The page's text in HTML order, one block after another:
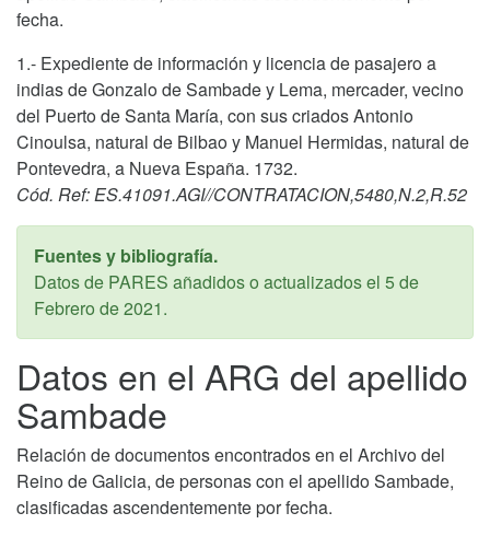
fecha.
1.- Expediente de información y licencia de pasajero a
indias de Gonzalo de Sambade y Lema, mercader, vecino
del Puerto de Santa María, con sus criados Antonio
Cinoulsa, natural de Bilbao y Manuel Hermidas, natural de
Pontevedra, a Nueva España. 1732.
Cód. Ref: ES.41091.AGI//CONTRATACION,5480,N.2,R.52
Fuentes y bibliografía.
Datos de PARES añadidos o actualizados el 5 de
Febrero de 2021.
Datos en el ARG del apellido
Sambade
Relación de documentos encontrados en el Archivo del
Reino de Galicia, de personas con el apellido Sambade,
clasificadas ascendentemente por fecha.